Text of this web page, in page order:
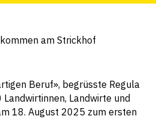
am Strickhof
Beruf», begrüsste Regula
Landwirte und
18. August 2025 zum ersten